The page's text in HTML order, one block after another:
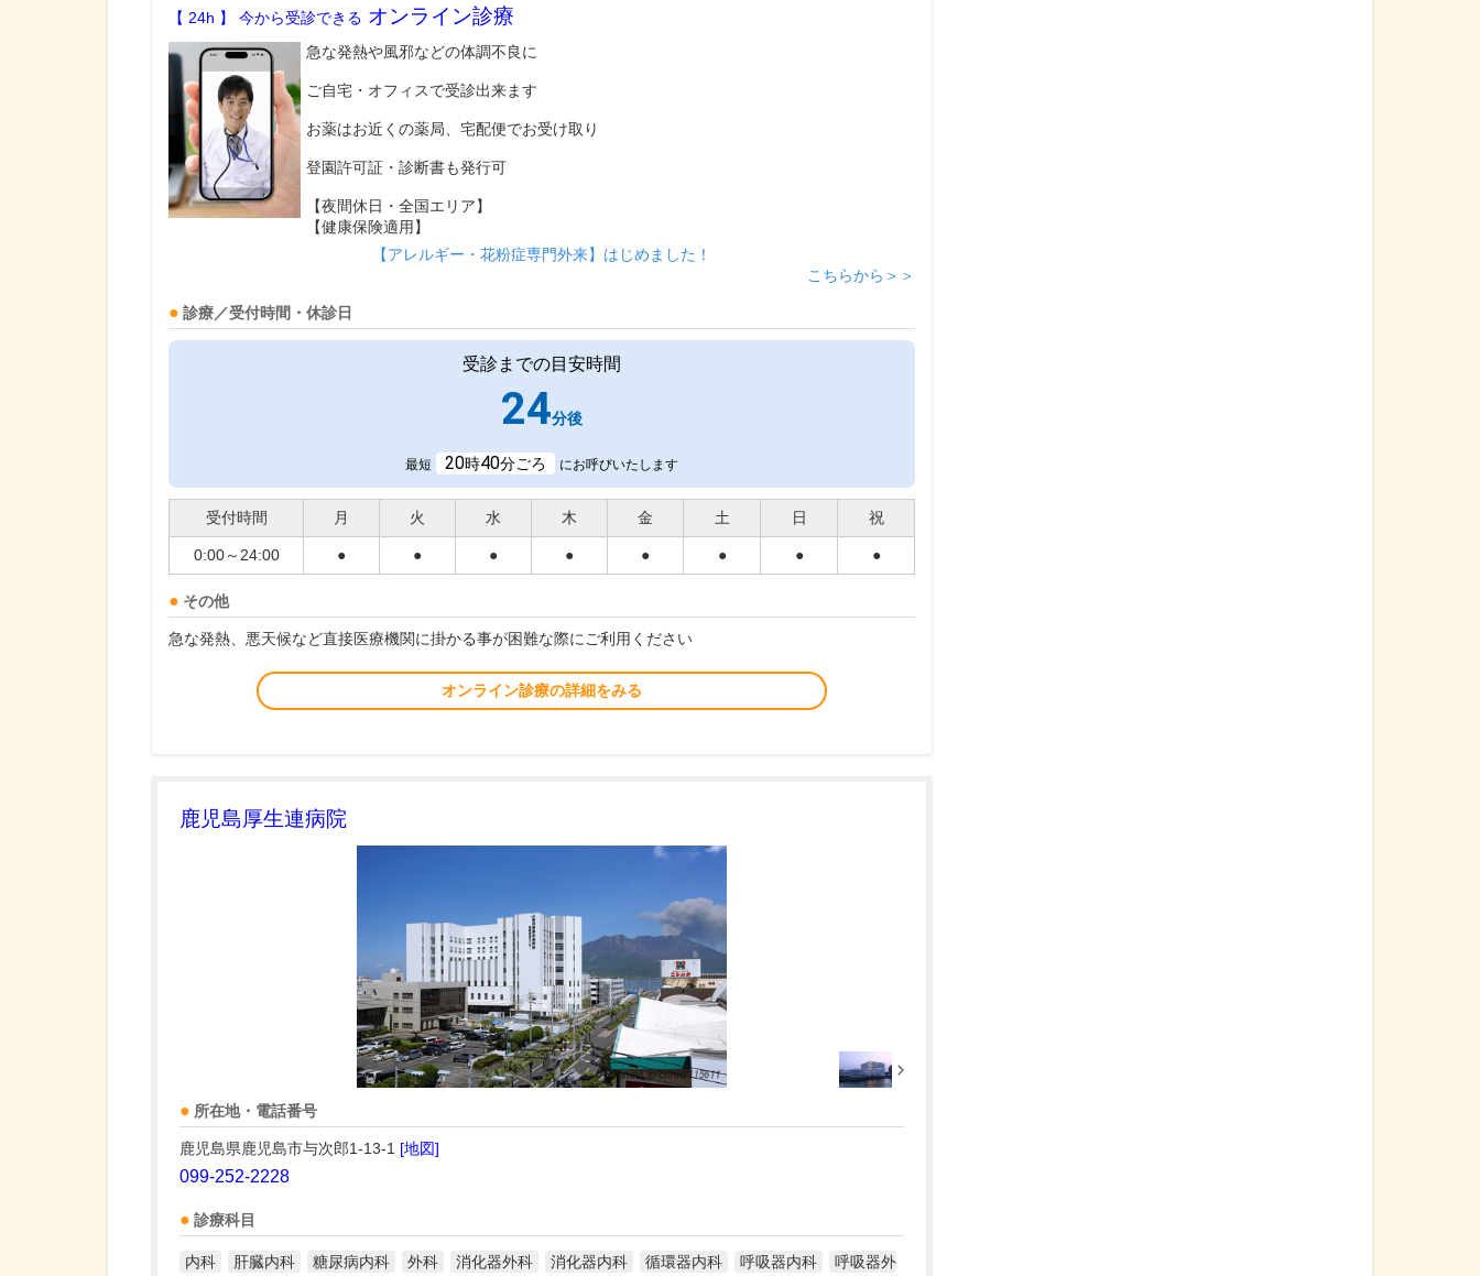
【 24h 】 今から受診できる オンライン診療
急な発熱や風邪などの体調不良に
ご自宅・オフィスで受診出来ます
お薬はお近くの薬局、宅配便でお受け取り
登園許可証・診断書も発行可
【夜間休日・全国エリア】
【健康保険適用】
【アレルギー・花粉症専門外来】はじめました！
こちらから＞＞
診療／受付時間・休診日
受診までの目安時間
24分後
最短 20時40分ごろ にお呼びいたします
受付時間 月 火 水 木 金 土 日 祝
0:00～24:00 ● ● ● ● ● ● ● ●
その他
急な発熱、悪天候など直接医療機関に掛かる事が困難な際にご利用ください
オンライン診療の詳細をみる
鹿児島厚生連病院
所在地・電話番号
鹿児島県鹿児島市与次郎1-13-1 [地図]
099-252-2228
診療科目
内科 肝臓内科 糖尿病内科 外科 消化器外科 消化器内科 循環器内科 呼吸器内科 呼吸器外